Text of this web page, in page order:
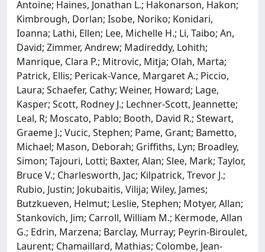
Antoine; Haines, Jonathan L.; Hakonarson, Hakon;
Kimbrough, Dorlan; Isobe, Noriko; Konidari,
Ioanna; Lathi, Ellen; Lee, Michelle H.; Li, Taibo; An,
David; Zimmer, Andrew; Madireddy, Lohith;
Manrique, Clara P.; Mitrovic, Mitja; Olah, Marta;
Patrick, Ellis; Pericak-Vance, Margaret A.; Piccio,
Laura; Schaefer, Cathy; Weiner, Howard; Lage,
Kasper; Scott, Rodney J.; Lechner-Scott, Jeannette;
Leal, R; Moscato, Pablo; Booth, David R.; Stewart,
Graeme J.; Vucic, Stephen; Pame, Grant; Bametto,
Michael; Mason, Deborah; Griffiths, Lyn; Broadley,
Simon; Tajouri, Lotti; Baxter, Alan; Slee, Mark; Taylor,
Bruce V.; Charlesworth, Jac; Kilpatrick, Trevor J.;
Rubio, Justin; Jokubaitis, Vilija; Wiley, James;
Butzkueven, Helmut; Leslie, Stephen; Motyer, Allan;
Stankovich, Jim; Carroll, William M.; Kermode, Allan
G.; Edrin, Marzena; Barclay, Murray; Peyrin-Biroulet,
Laurent; Chamaillard, Mathias; Colombe, Jean-